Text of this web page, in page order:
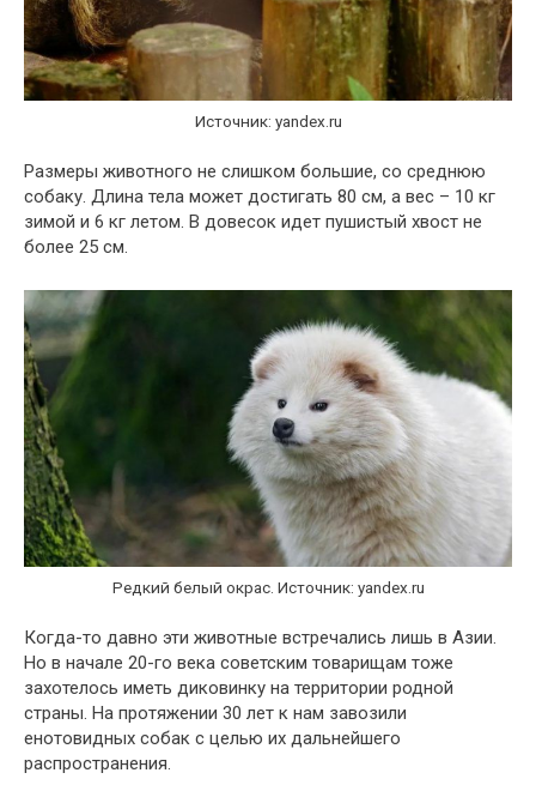
Источник: yandex.ru
Размеры животного не слишком большие, со среднюю
собаку. Длина тела может достигать 80 см, а вес – 10 кг
зимой и 6 кг летом. В довесок идет пушистый хвост не
более 25 см.
Редкий белый окрас. Источник: yandex.ru
Когда-то давно эти животные встречались лишь в Азии.
Но в начале 20-го века советским товарищам тоже
захотелось иметь диковинку на территории родной
страны. На протяжении 30 лет к нам завозили
енотовидных собак с целью их дальнейшего
распространения.